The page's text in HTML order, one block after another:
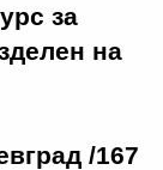
за
на
/167